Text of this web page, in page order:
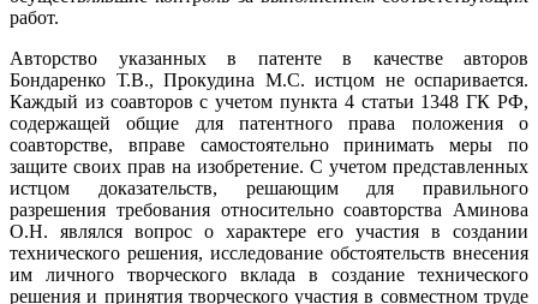
работ.
Авторство указанных в патенте в качестве авторов
Бондаренко Т.В., Прокудина М.С. истцом не оспаривается.
Каждый из соавторов с учетом пункта 4 статьи 1348 ГК РФ,
содержащей общие для патентного права положения о
соавторстве, вправе самостоятельно принимать меры по
защите своих прав на изобретение. С учетом представленных
истцом доказательств, решающим для правильного
разрешения требования относительно соавторства Аминова
О.Н. являлся вопрос о характере его участия в создании
технического решения, исследование обстоятельств внесения
им личного творческого вклада в создание технического
решения и принятия творческого участия в совместном труде